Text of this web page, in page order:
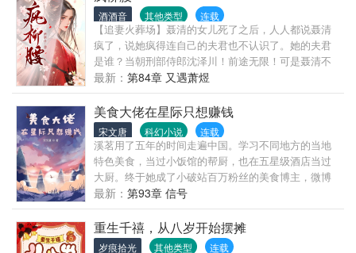
【不好意思，发错了。】谁都以为是一场乌龙，只有
温知夏浑身发凉。那场缠绵旖旎、真实刺骨的梦历历
在目，梦里他偏执纠缠，细数两人年少盛夏的隐秘纠
葛。沈家人人皆知，沈烬是被流放的私生子，清冷寡
言，恭敬唤她嫂子。无人知晓，他藏在暗处数年，偏
执窥视，步步为营。本该潇洒放手的大哥沈飞砚却红
了眼，将退婚协议撕得粉碎：“不退婚，这辈子你都只
能是我沈飞砚的未婚妻。”可晚了。那个阴湿疯批弟弟
早已将她锁在怀中，笑得偏执又疯狂：“乖，别躲，三
年前没做完的事，我们慢慢补。”前有清冷未婚夫悔不
当初，后有疯批强取豪夺。温知夏看着步步紧逼的二
人，终于慌了。“你们……别过来！”
酒酒音 其他类型 连载
【追妻火葬场】聂清的女儿死了之后，人人都说聂清
疯了，说她疯得连自己的夫君也不认识了。她的夫君
是谁？当朝刑部侍郎沈泽川！前途无限！可是聂清不
认，她只认自己是沈夫人屋里的婢女。沈夫人死了，
她该回老家寻一个夫婿成亲生子了。沈泽川不淡定
了，回什么老家成什么亲，生子倒是可以。被强留在
沈府的聂清又疯了一回，这一次，她彻底不认识那个
男人了。她说，她只是来京城寻夫君的，人没找到，
该回去了。留在老家的孩子和猪都等着她回去照顾。
沈泽川又一次不淡定了，为防妻子再次走失，只能日
日看守。连救命恩人留下的遗孀也顾不上照顾了。可
是，聂清留下的理由从始至终只有一个——以疯为
刀，向害死她女儿的仇人，复仇！当一切沉冤得雪，
聂清回到梅县，重新开始生活。宰辅之子萧煜来到梅
最新： 第84章 又遇萧煜
美食大佬在星际只想赚钱
宋文唐 科幻小说 连载
溪茗用了五年的时间走遍中国。学习不同地方的当地
特色美食，当过小饭馆的帮厨，也在五星级酒店当过
大厨。终于她成了小破站百万粉丝的美食博主，微博
千万粉丝的美食大V，又通过两年时间将溪氏糕点推向
全国。人人都知她除了美食只爱钱，想要请她掌勺起
码百万起步。谁知就在溪茗要大赚一笔，一道雷直接
将她劈到星际1025年。溪茗满脑袋都是即将唾手可得
最新： 第93章 信号
重生千禧，从八岁开始摆摊
岁痕拾光 其他类型 连载